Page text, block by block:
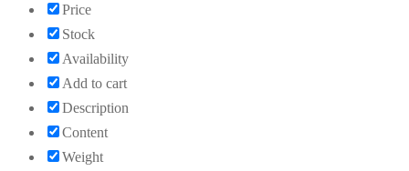
Price
Stock
Availability
Add to cart
Description
Content
Weight